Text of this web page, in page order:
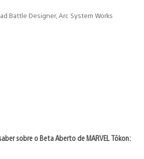
Battle Designer, Arc System Works
sobre o Beta Aberto de MARVEL Tōkon: